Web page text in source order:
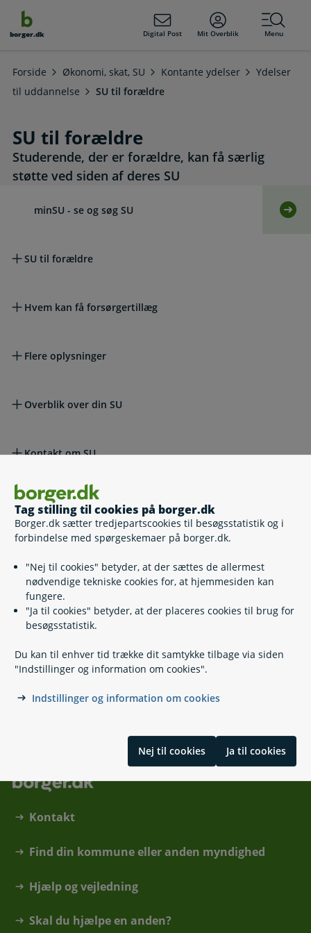
Tag stilling til cookies på borger.dk
Borger.dk sætter tredjepartscookies til besøgsstatistik og i
forbindelse med spørgeskemaer på borger.dk.
"Nej til cookies" betyder, at der sættes de allermest
nødvendige tekniske cookies for, at hjemmesiden kan
fungere.
"Ja til cookies" betyder, at der placeres cookies til brug for
besøgsstatistik.
Du kan til enhver tid trække dit samtykke tilbage via siden
"Indstillinger og information om cookies".
Indstillinger og information om cookies
Nej til cookies Ja til cookies
borger.dk Digital Post Mit Overblik Menu
Forside Økonomi, skat, SU Kontante ydelser
Ydelser
til uddannelse
SU til forældre
SU til forældre
Studerende, der er forældre, kan få særlig
støtte ved siden af deres SU
minSU - se og søg SU
SU til forældre
Hvem kan få forsørgertillæg
Flere oplysninger
Overblik over din SU
Kontakt om SU
Lovgivning
Relaterede emner
SU i udlandet
Befordringstilskud til arbejdsmarkedsuddannelser
Kontakt
Find din kommune eller anden myndighed
Hjælp og vejledning
Skal du hjælpe en anden?